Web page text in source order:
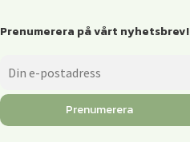
Prenumerera på vårt nyhetsbrev!
Prenumerera